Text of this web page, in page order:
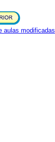
aulas modificadas